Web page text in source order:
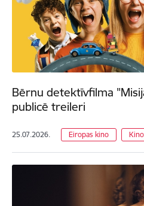
Bērnu detektīvfilma
publicē treileri
25.07.2026. Eiropas kino